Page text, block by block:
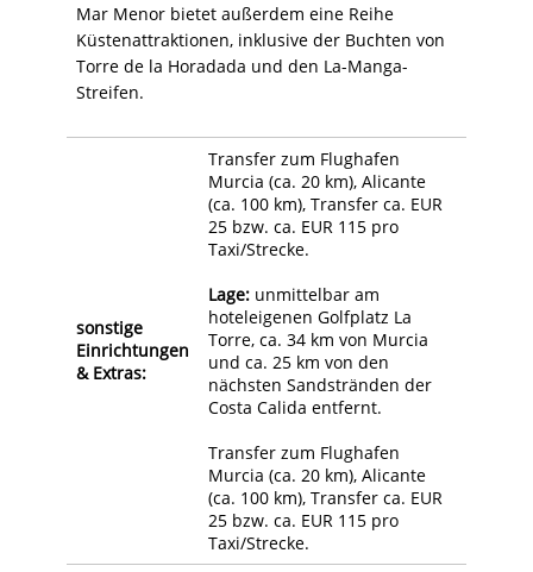
Mar Menor bietet außerdem eine Reihe
Küstenattraktionen, inklusive der Buchten von
Torre de la Horadada und den La-Manga-
Streifen.
sonstige
Einrichtungen
& Extras:
Transfer zum Flughafen
Murcia (ca. 20 km), Alicante
(ca. 100 km), Transfer ca. EUR
25 bzw. ca. EUR 115 pro
Taxi/Strecke.
Lage: unmittelbar am
hoteleigenen Golfplatz La
Torre, ca. 34 km von Murcia
und ca. 25 km von den
nächsten Sandstränden der
Costa Calida entfernt.
Transfer zum Flughafen
Murcia (ca. 20 km), Alicante
(ca. 100 km), Transfer ca. EUR
25 bzw. ca. EUR 115 pro
Taxi/Strecke.